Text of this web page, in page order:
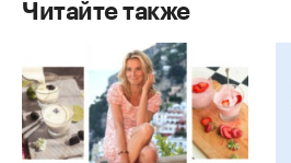
Читайте также